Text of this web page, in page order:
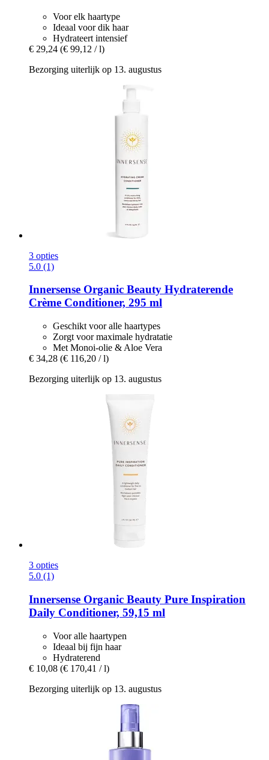
Voor elk haartype
Ideaal voor dik haar
Hydrateert intensief
€ 29,24 (€ 99,12 / l)
Bezorging uiterlijk op 13. augustus
3 opties
5.0 (1)
Innersense Organic Beauty Hydraterende
Crème Conditioner, 295 ml
Geschikt voor alle haartypes
Zorgt voor maximale hydratatie
Met Monoi-olie & Aloe Vera
€ 34,28 (€ 116,20 / l)
Bezorging uiterlijk op 13. augustus
3 opties
5.0 (1)
Innersense Organic Beauty Pure Inspiration
Daily Conditioner, 59,15 ml
Voor alle haartypen
Ideaal bij fijn haar
Hydraterend
€ 10,08 (€ 170,41 / l)
Bezorging uiterlijk op 13. augustus